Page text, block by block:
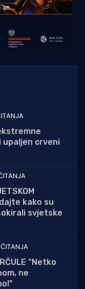
upaljen crveni
kako su
svjetske
"Netko
ne